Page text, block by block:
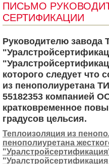
ПИСЬМО
СЕРТИФИКАЦИИ
Руководителю
которого следует что
из пенополиуретана
55182353 компанией
кратковременное
градусов цельсия.
Теплоизоляция из
пенополиуретана